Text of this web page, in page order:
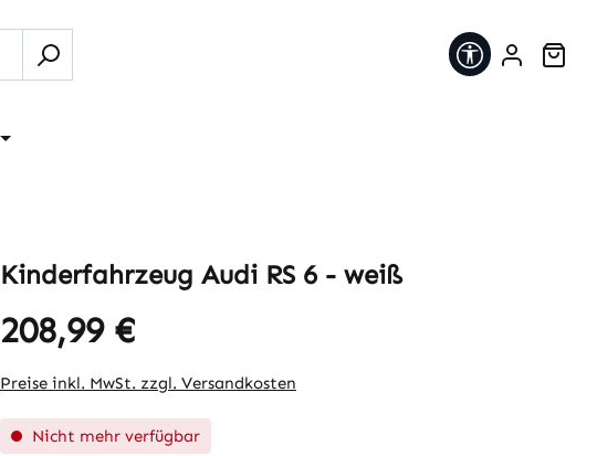
Kinderfahrzeug Audi RS 6 - weiß
Regulärer Preis:
208,99 €
Preise inkl. MwSt. zzgl. Versandkosten
Nicht mehr verfügbar